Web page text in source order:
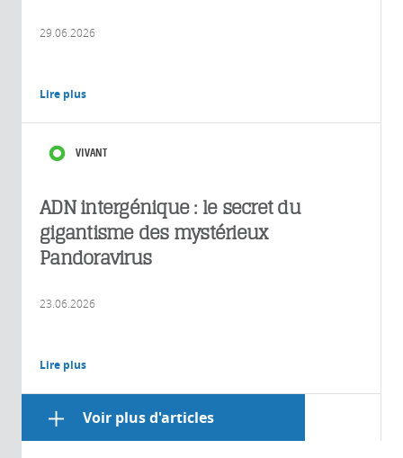
29.06.2026
Lire plus
VIVANT
ADN intergénique : le secret du
gigantisme des mystérieux
Pandoravirus
23.06.2026
Lire plus
Voir plus d'articles